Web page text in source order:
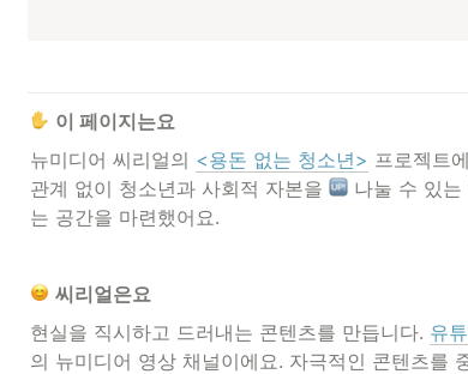
이 페이지는요
뉴미디어 씨리얼의 <용돈 없는 청소년> 프로젝트
관계 없이 청소년과 사회적 자본을
나눌 수 있
는 공간을 마련했어요.
씨리얼은요
현실을 직시하고 드러내는 콘텐츠를 만듭니다. 유
의 뉴미디어 영상 채널이에요. 자극적인 콘텐츠를